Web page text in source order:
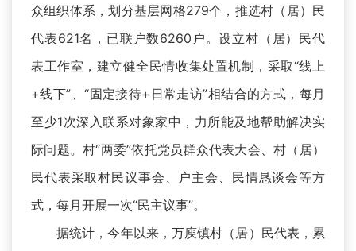
众组织体系，划分基层网格279个，推选村（居）民
代表621名，已联户数6260户。设立村（居）民代
表工作室，建立健全民情收集处置机制，采取“线上
+线下”、“固定接待+日常走访”相结合的方式，每月
至少1次深入联系对象家中，力所能及地帮助解决实
际问题。村“两委”依托党员群众代表大会、村（居）
民代表采取村民议事会、户主会、民情恳谈会等方
式，每月开展一次“民主议事”。
据统计，今年以来，万庾镇村（居）民代表，累